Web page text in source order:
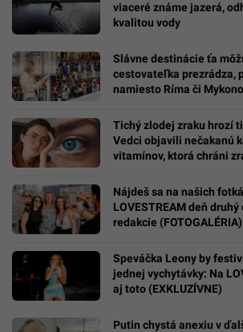
viaceré známe jazerá,
kvalitou vody
Slávne destinácie ťa
cestovateľka prezrádza,
namiesto Ríma či
Tichý zlodej zraku hrozí
Vedci objavili nečakanú
vitamínov, ktorá chráni
Nájdeš sa na našich
LOVESTREAM deň
redakcie (FOTOGALÉRIA)
Speváčka Leony by
jednej vychytávky: Na
aj toto (EXKLUZÍVNE)
Putin chystá anexiu v